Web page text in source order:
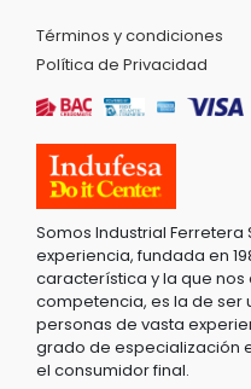
Términos y condiciones
Política de Privacidad
Somos Industrial Ferretera
experiencia, fundada en
característica y la que
competencia, es la de
personas de vasta
grado de especialización
el consumidor final.